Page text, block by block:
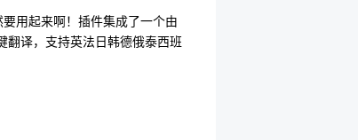
用起来啊！插件集成了一个由
翻译，支持英法日韩德俄泰西班